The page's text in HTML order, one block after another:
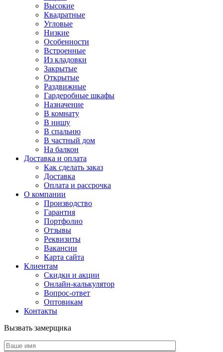
Высокие
Квадратные
Угловые
Низкие
Особенности
Встроенные
Из кладовки
Закрытые
Открытые
Раздвижные
Гардеробные шкафы
Назначение
В комнату
В нишу
В спальню
В частный дом
На балкон
Доставка и оплата
Как сделать заказ
Доставка
Оплата и рассрочка
О компании
Производство
Гарантия
Портфолио
Отзывы
Реквизиты
Вакансии
Карта сайта
Клиентам
Скидки и акции
Онлайн-калькулятор
Вопрос-ответ
Оптовикам
Контакты
Вызвать замерщика